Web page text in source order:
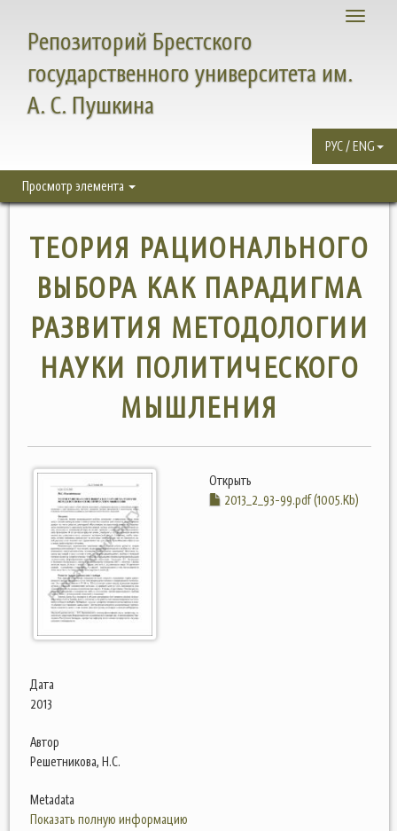
Toggle
Репозиторий Брестского
государственного университета им.
А. С. Пушкина
РУС / ENG
Просмотр элемента
ТЕОРИЯ РАЦИОНАЛЬНОГО
ВЫБОРА КАК ПАРАДИГМА
РАЗВИТИЯ МЕТОДОЛОГИИ
НАУКИ ПОЛИТИЧЕСКОГО
МЫШЛЕНИЯ
Открыть
2013_2_93-99.pdf (1005.Kb)
Дата
2013
Автор
Решетникова, Н.С.
Metadata
Показать полную информацию